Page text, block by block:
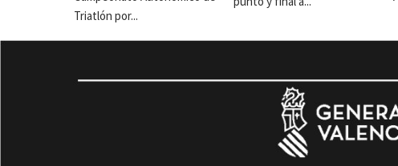
Triatlón por...